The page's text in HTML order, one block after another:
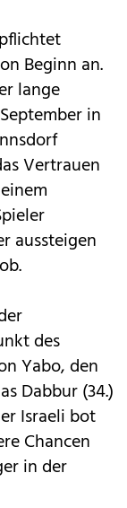
Beginn an.
lange
in
Vertrauen
aussteigen
des
Yabo, den
Dabbur (34.)
Israeli bot
Chancen
in der